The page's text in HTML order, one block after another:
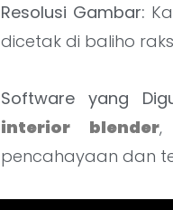
Resolusi Gambar:
dicetak di baliho
Software yang
interior blender,
pencahayaan dan